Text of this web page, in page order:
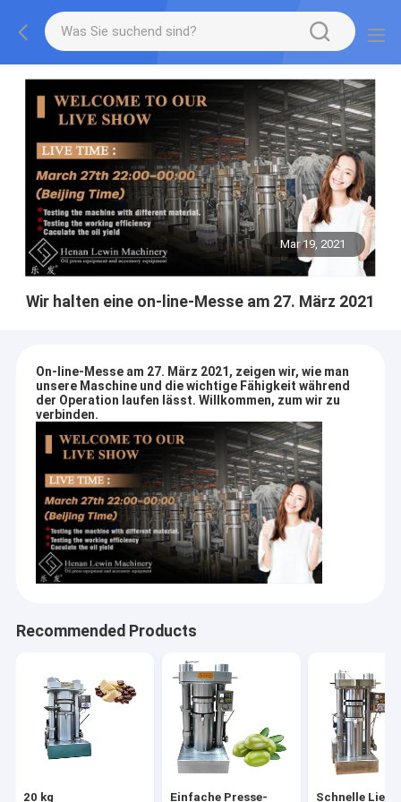
Mar 19, 2021
Wir halten eine on-line-Messe am 27. März 2021
On-line-Messe am 27. März 2021, zeigen wir, wie man
unsere Maschine und die wichtige Fähigkeit während
der Operation laufen lässt. Willkommen, zum wir zu
verbinden.
Recommended Products
20 kg Einfache Presse- Schnelle